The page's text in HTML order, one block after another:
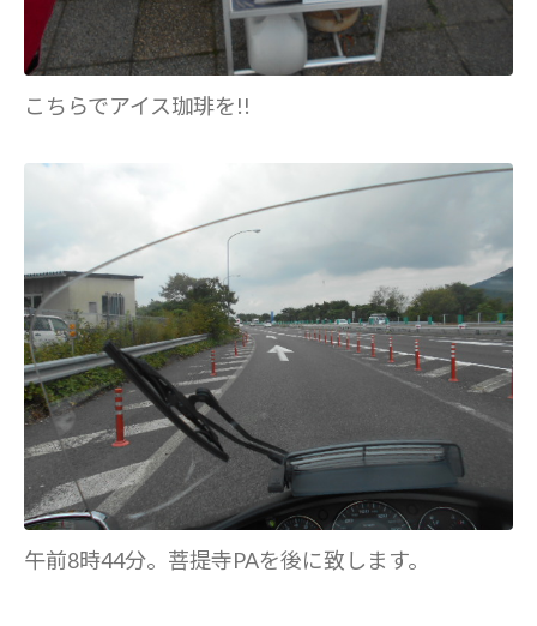
こちらでアイス珈琲を!!
午前8時44分。菩提寺PAを後に致します。